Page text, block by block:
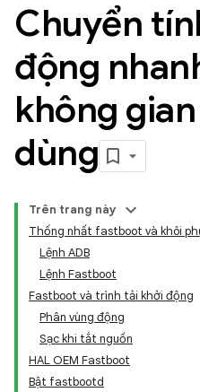
Chuyển
động
không
dùng
Trên trang này
Thống nhất fastboot và khôi
Lệnh ADB
Lệnh Fastboot
Fastboot và trình tải khởi động
Phân vùng động
Sạc khi tắt nguồn
HAL OEM Fastboot
Bật fastbootd